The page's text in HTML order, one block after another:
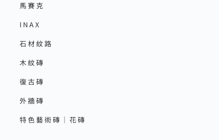
馬賽克
INAX
石材紋路
木紋磚
復古磚
外牆磚
特色藝術磚｜花磚